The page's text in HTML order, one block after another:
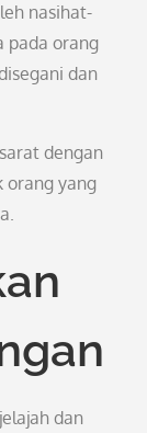
nasihat-
pada orang
dan
dengan
orang yang
dan